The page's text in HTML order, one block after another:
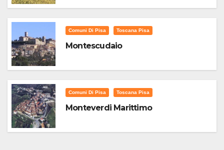
Comuni Di Pisa Toscana Pisa
Montescudaio
Comuni Di Pisa Toscana Pisa
Monteverdi Marittimo